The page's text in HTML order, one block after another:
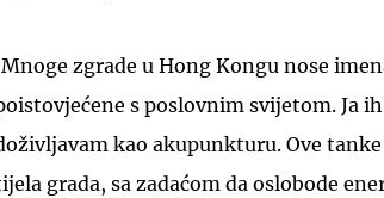
zgrade u Hong Kongu nose
s poslovnim svijetom. Ja
kao akupunkturu. Ove
grada, sa zadaćom da oslobode